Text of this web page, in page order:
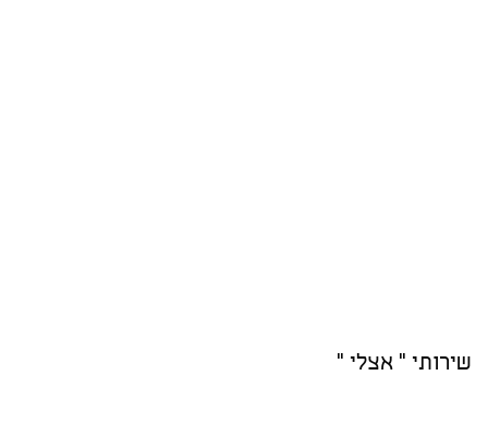
שירותי " אצלי "